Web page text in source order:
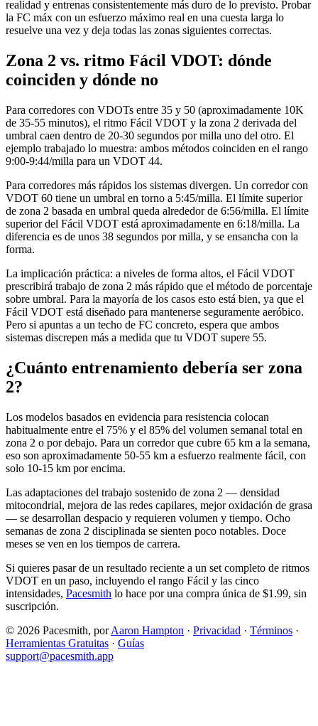
realidad y entrenas consistentemente más duro de lo previsto. Probar
la FC máx con un esfuerzo máximo real en una cuesta larga lo
resuelve una vez y deja todas las zonas siguientes correctas.
Zona 2 vs. ritmo Fácil VDOT: dónde
coinciden y dónde no
Para corredores con VDOTs entre 35 y 50 (aproximadamente 10K
de 35-55 minutos), el ritmo Fácil VDOT y la zona 2 derivada del
umbral caen dentro de 20-30 segundos por milla uno del otro. El
ejemplo trabajado lo muestra: ambos métodos coinciden en el rango
9:00-9:44/milla para un VDOT 44.
Para corredores más rápidos los sistemas divergen. Un corredor con
VDOT 60 tiene un umbral en torno a 5:45/milla. El límite superior
de zona 2 basada en umbral queda alrededor de 6:56/milla. El límite
superior del Fácil VDOT está aproximadamente en 6:18/milla. La
diferencia es de unos 38 segundos por milla, y se ensancha con la
forma.
La implicación práctica: a niveles de forma altos, el Fácil VDOT
prescribirá trabajo de zona 2 más rápido que el método de porcentaje
sobre umbral. Para la mayoría de los casos esto está bien, ya que el
Fácil VDOT está diseñado para mantenerse seguramente aeróbico.
Pero si apuntas a un techo de FC concreto, espera que ambos
sistemas discrepen más a medida que tu VDOT supere 55.
¿Cuánto entrenamiento debería ser zona
2?
Los modelos basados en evidencia para resistencia colocan
habitualmente entre el 75% y el 85% del volumen semanal total en
zona 2 o por debajo. Para un corredor que cubre 65 km a la semana,
eso son aproximadamente 50-55 km a esfuerzo realmente fácil, con
solo 10-15 km por encima.
Las adaptaciones del trabajo sostenido de zona 2 — densidad
mitocondrial, mejora de las redes capilares, mejor oxidación de grasa
— se desarrollan despacio y requieren volumen y tiempo. Ocho
semanas de zona 2 disciplinada se sienten poco notables. Doce
meses se ven en los tiempos de carrera.
Si quieres pasar de un resultado reciente a un set completo de ritmos
VDOT en un paso, incluyendo el rango Fácil y las cinco
intensidades, Pacesmith lo hace por una compra única de $1.99, sin
suscripción.
© 2026 Pacesmith, porAaron Hampton · Privacidad · Términos ·
Herramientas Gratuitas · Guías
support@pacesmith.app